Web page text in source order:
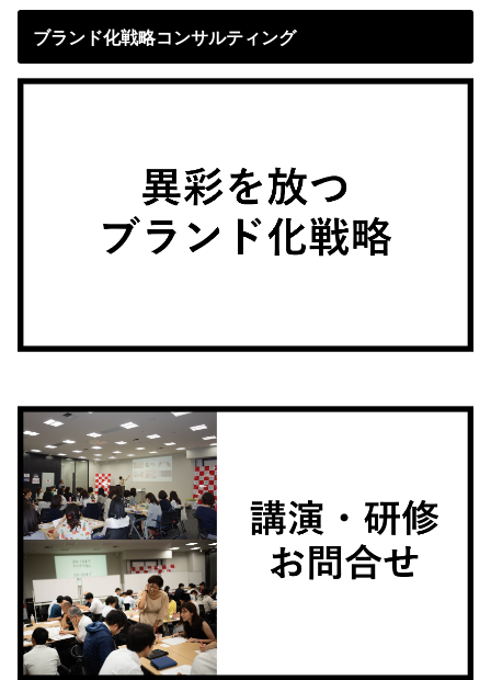
ブランド化戦略コンサルティング